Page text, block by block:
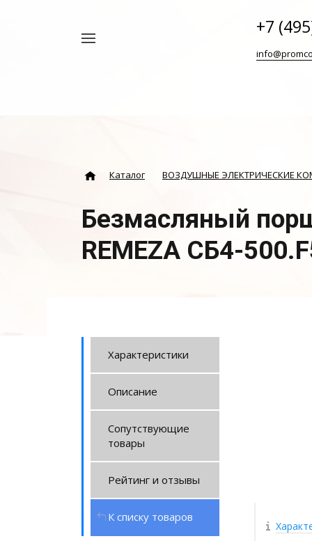
+7
Каталог ВОЗДУШНЫЕ ЭЛЕКТРИЧЕСКИЕ
Безмасляный
REMEZA СБ4-
Характеристики
Описание
Сопутствующие
товары
Рейтинг и отзывы
К списку товаров